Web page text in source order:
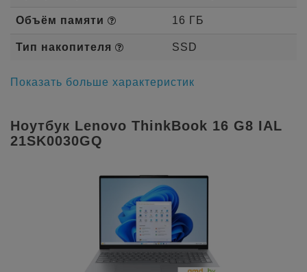
Объём памяти 16 ГБ
Тип накопителя SSD
Показать больше характеристик
Ноутбук Lenovo ThinkBook 16 G8 IAL
21SK0030GQ